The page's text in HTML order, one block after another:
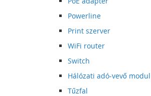
Powerline
Print szerver
WiFi router
Switch
Hálózati adó-vevő modul
Tűzfal